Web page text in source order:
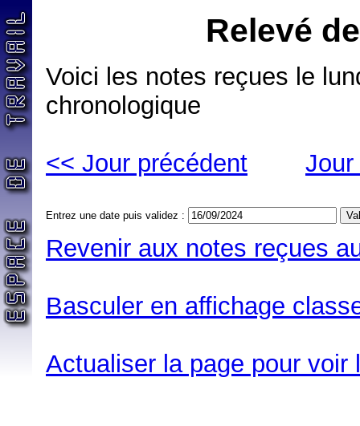
Relevé
Voici les notes reçues le
chronologique
<< Jour précédent
Entrez une date puis validez :
Revenir aux notes reçues
Basculer en affichage
Actualiser la page pour